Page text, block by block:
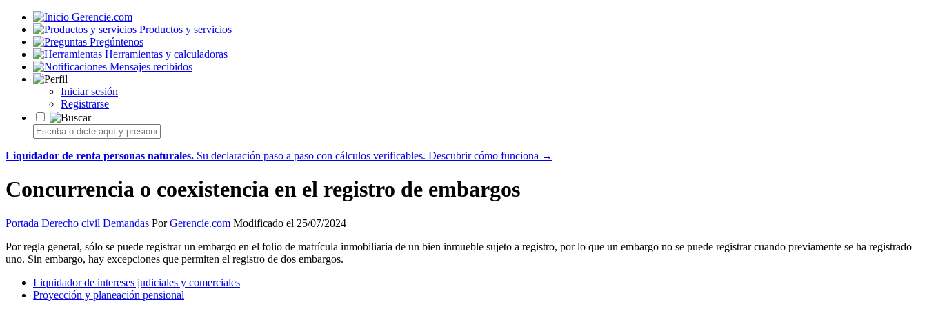
Gerencie.com
Productos y servicios
Pregúntenos
Herramientas y calculadoras
Mensajes recibidos
Iniciar sesión
Registrarse
Liquidador de renta personas naturales. Su declaración paso a paso con cálculos verificables. Descubrir cómo funciona →
Concurrencia o coexistencia en el registro de embargos
Portada Derecho civil Demandas PorGerencie.com Modificado el 25/07/2024
Por regla general, sólo se puede registrar un embargo en el folio de matrícula inmobiliaria de un bien inmueble sujeto a registro, por lo que un embargo no se puede registrar cuando previamente se ha registrado
uno. Sin embargo, hay excepciones que permiten el registro de dos embargos.
Liquidador de intereses judiciales y comerciales
Proyección y planeación pensional